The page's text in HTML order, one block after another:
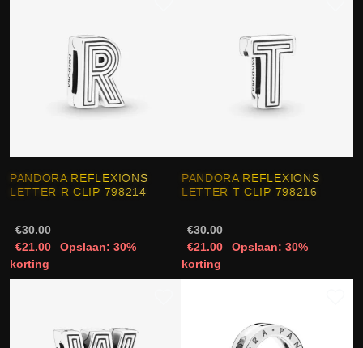
PANDORA REFLEXIONS
LETTER R CLIP 798214
€30.00
€21.00
Opslaan: 30%
korting
PANDORA REFLEXIONS
LETTER T CLIP 798216
€30.00
€21.00
Opslaan: 30%
korting